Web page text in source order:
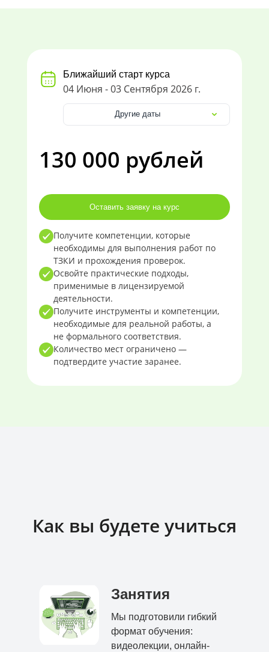
Ближайший старт курса
04 Июня - 03 Сентября 2026 г.
Другие даты
130 000 рублей
Оставить заявку на курс
Получите компетенции, которые
необходимы для выполнения работ по
ТЗКИ и прохождения проверок.
Освойте практические подходы,
применимые в лицензируемой
деятельности.
Получите инструменты и компетенции,
необходимые для реальной работы, а
не формального соответствия.
Количество мест ограничено —
подтвердите участие заранее.
Как вы будете учиться
Занятия
Мы подготовили гибкий
формат обучения:
видеолекции, онлайн-